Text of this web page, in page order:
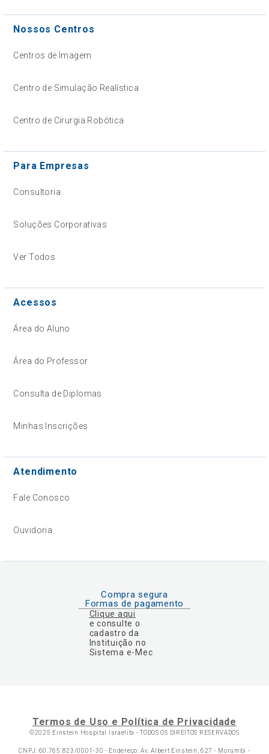
Nossos Centros
Centros de Imagem
Centro de Simulação Realística
Centro de Cirurgia Robótica
Para Empresas
Consultoria
Soluções Corporativas
Ver Todos
Acessos
Área do Aluno
Área do Professor
Consulta de Diplomas
Minhas Inscrições
Atendimento
Fale Conosco
Ouvidoria
Compra segura
Formas de pagamento
Clique aqui
e consulte o
cadastro da
Instituição no
Sistema e-Mec
Termos de Uso e Política de Privacidade
©2025 Einstein Hospital Israelita -TODOS OS DIREITOS RESERVADOS
CNPJ: 60.765.823/0001-30 - Endereço: Av. Albert Einstein, 627 - Morumbi -